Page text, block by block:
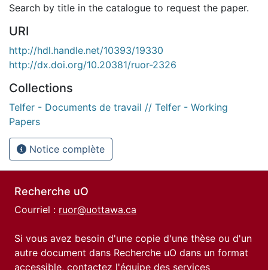
Search by title in the catalogue to request the paper.
URI
http://hdl.handle.net/10393/19330
http://dx.doi.org/10.20381/ruor-2326
Collections
Telfer - Documents de travail // Telfer - Working
Papers
Notice complète
Recherche uO
Courriel : ruor@uottawa.ca
Si vous avez besoin d'une copie d'une thèse ou d'un
autre document dans Recherche uO dans un format
accessible, contactez l'équipe des services